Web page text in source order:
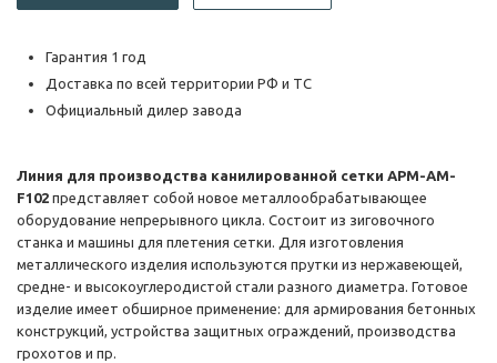
Гарантия 1 год
Доставка по всей территории РФ и ТС
Официальный дилер завода
Линия для производства канилированной сетки APM-AM-
F102 представляет собой новое металлообрабатывающее
оборудование непрерывного цикла. Состоит из зиговочного
станка и машины для плетения сетки. Для изготовления
металлического изделия используются прутки из нержавеющей,
средне- и высокоуглеродистой стали разного диаметра. Готовое
изделие имеет обширное применение: для армирования бетонных
конструкций, устройства защитных ограждений, производства
грохотов и пр.